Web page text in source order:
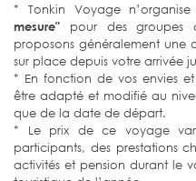
* Tonkin Voyage
mesure" pour des groupes
proposons généralement une
sur place depuis votre arrivée
* En fonction de vos envies
être adapté et modifié au
que de la date de départ.
* Le prix de ce voyage
participants, des prestations
activités et pension durant le